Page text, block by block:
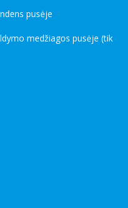
pusėje
medžiagos pusėje (tik